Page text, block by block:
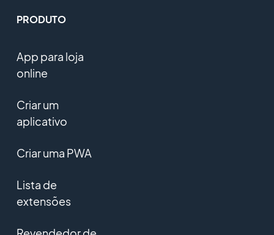
PRODUTO
App para loja
online
Criar um
aplicativo
Criar uma PWA
Lista de
extensões